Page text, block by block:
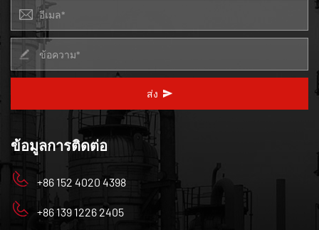
ส่ง
ข้อมูลการติดต่อ
+86 152 4020 4398
+86 139 1226 2405